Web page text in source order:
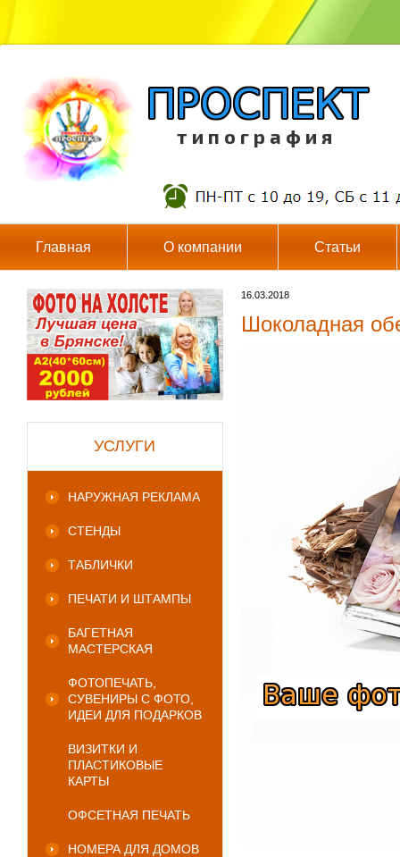
т и п о г р а ф и я
Главная О компании Статьи
УСЛУГИ
НАРУЖНАЯ РЕКЛАМА
СТЕНДЫ
ТАБЛИЧКИ
ПЕЧАТИ И ШТАМПЫ
БАГЕТНАЯ
МАСТЕРСКАЯ
ФОТОПЕЧАТЬ,
СУВЕНИРЫ С ФОТО,
ИДЕИ ДЛЯ ПОДАРКОВ
ВИЗИТКИ И
ПЛАСТИКОВЫЕ
КАРТЫ
ОФСЕТНАЯ ПЕЧАТЬ
НОМЕРА ДЛЯ ДОМОВ
16.03.2018
Шоколадная